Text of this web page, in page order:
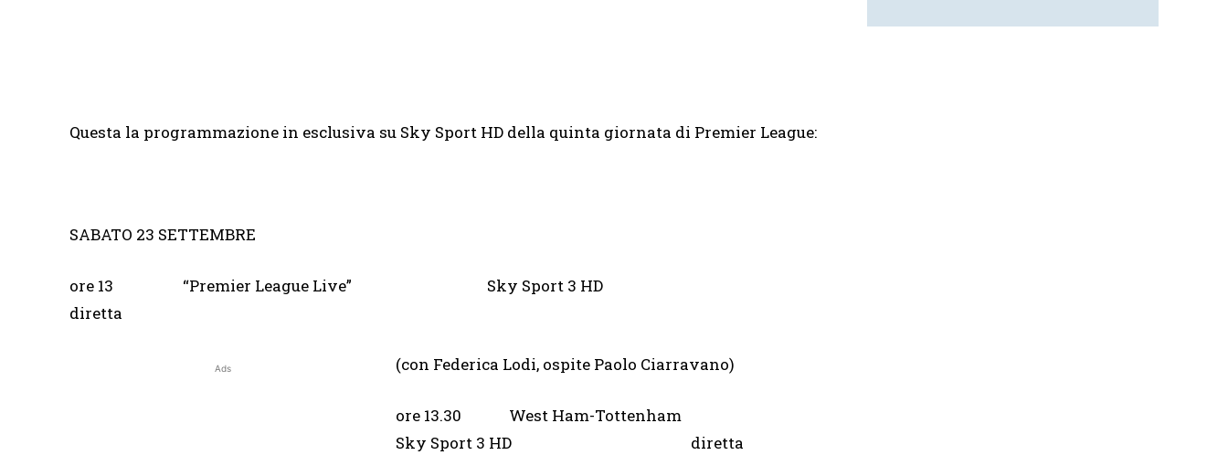
Questa la programmazione in esclusiva su Sky Sport HD della quinta giornata di Premier League:
SABATO 23 SETTEMBRE
ore 13 “Premier League Live” Sky Sport 3 HD
diretta
Ads (con Federica Lodi, ospite Paolo Ciarravano)
ore 13.30 West Ham-Tottenham
Sky Sport 3 HD diretta